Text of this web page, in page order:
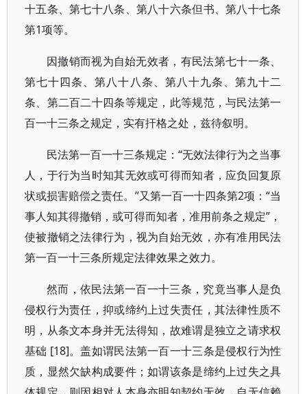
十五条、第七十八条、第八十六条但书、第八十七条
第1项等。
因撤销而视为自始无效者，有民法第七十一条、
第七十四条、第八十八条、第八十九条、第九十二
条、第二百二十四条等规定，此等规范，与民法第一
百一十三条之规定，实有扞格之处，兹待叙明。
民法第一百一十三条规定：“无效法律行为之当事
人，于行为当时知其无效或可得而知者，应负回复原
状或损害赔偿之责任。”又第一百一十四条第2项：“当
事人知其得撤销，或可得而知者，准用前条之规定”，
使被撤销之法律行为，视为自始无效，亦有准用民法
第一百一十三条所规定法律效果之效力。
然而，依民法第一百一十三条，究竟当事人是负
侵权行为责任，抑或缔约上过失责任，其法律性质不
明，从条文本身并无法得知，故难谓是独立之请求权
基础 [18]。盖如谓民法第一百一十三条是侵权行为性
质，显然欠缺构成要件；如谓该条是缔约上过失之具